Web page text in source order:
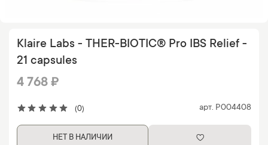
(0) арт. P004408
Klaire Labs - THER-BIOTIC® Pro IBS Relief -
21 capsules
4 768 ₽
НЕТ В НАЛИЧИИ